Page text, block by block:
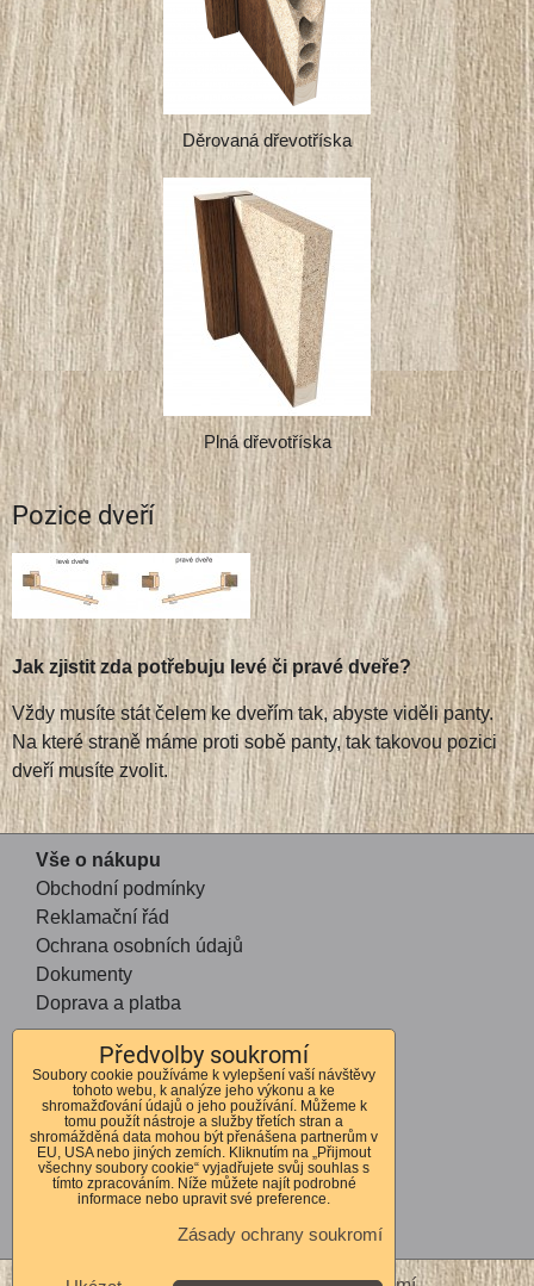
Děrovaná dřevotříska
Plná dřevotříska
Pozice dveří
Jak zjistit zda potřebuju levé či pravé dveře?
Vždy musíte stát čelem ke dveřím tak, abyste viděli panty.
Na které straně máme proti sobě panty, tak takovou pozici
dveří musíte zvolit.
Vše o nákupu
Obchodní podmínky
Reklamační řád
Ochrana osobních údajů
Dokumenty
Doprava a platba
Kontakt
Andrea Mohauptová
Kvítkov 56
Česká Lípa
470 01
DIČ CZ7762262310
Předvolby soukromí
Soubory cookie používáme k vylepšení vaší návštěvy
tohoto webu, k analýze jeho výkonu a ke
shromažďování údajů o jeho používání. Můžeme k
tomu použít nástroje a služby třetích stran a
shromážděná data mohou být přenášena partnerům v
EU, USA nebo jiných zemích. Kliknutím na „Přijmout
všechny soubory cookie“ vyjadřujete svůj souhlas s
tímto zpracováním. Níže můžete najít podrobné
informace nebo upravit své preference.
Zásady ochrany soukromí